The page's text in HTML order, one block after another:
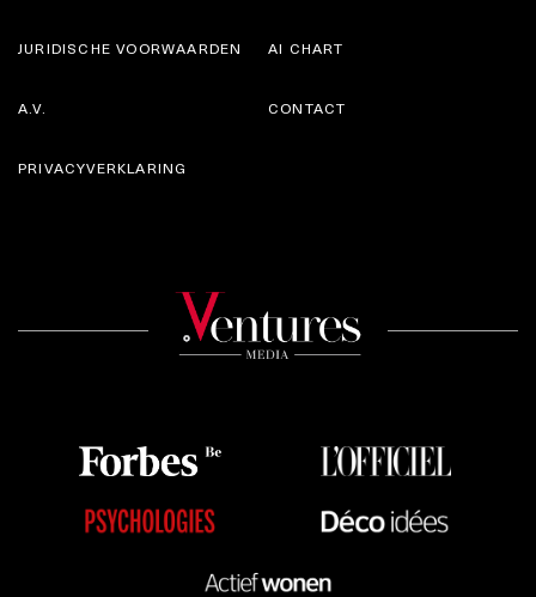
JURIDISCHE VOORWAARDEN
A.V.
AI CHART
CONTACT
PRIVACYVERKLARING